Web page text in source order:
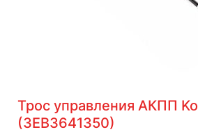
Трос управления АКПП
(3EB3641350)